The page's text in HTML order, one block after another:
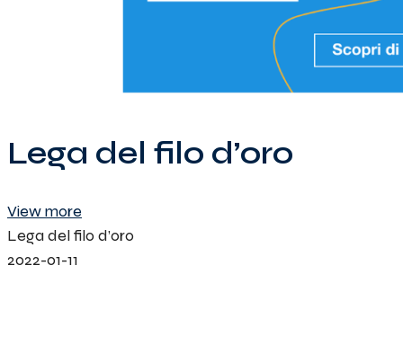
Lega del filo d’oro
View more
Lega del filo d’oro
2022-01-11